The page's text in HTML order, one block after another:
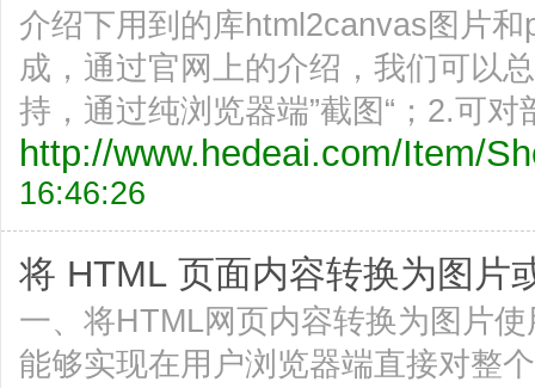
介绍下用到的库html2canvas图片
成，通过官网上的介绍，我们可以
持，通过纯浏览器端”截图“；2.可对
http://www.hedeai.com/Item/
16:46:26
将 HTML 页面内容转换为图片
一、将HTML网页内容转换为图片
能够实现在用户浏览器端直接对整